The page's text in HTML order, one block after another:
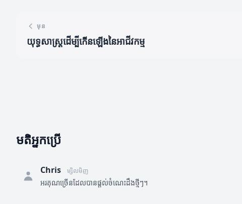
មុន
យុទ្ធសាស្ត្រ​ដើម្បី​កើនឡើង​នៃ​អាជីវកម្ម
មតិអ្នកប្រើ
Chris ម្សិលមិញ
អរគុណច្រើនដែលបានផ្តល់ចំណេះដឹងថ្មីៗ។